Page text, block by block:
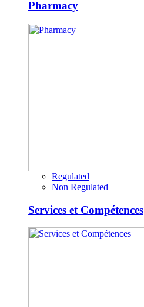
Pharmacy
Regulated
Non Regulated
Services et Compétences